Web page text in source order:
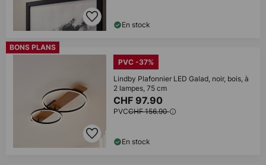
En stock
BONS PLANS
PVC -37%
Lindby Plafonnier LED Galad, noir, bois, à
2 lampes, 75 cm
CHF 97.90
PVCCHF 156.90
En stock